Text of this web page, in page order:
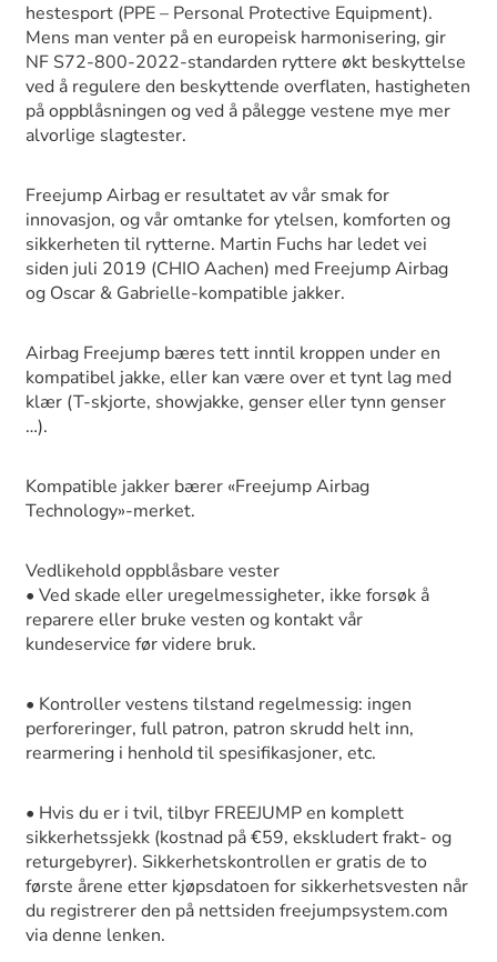
hestesport (PPE – Personal Protective Equipment).
Mens man venter på en europeisk harmonisering, gir
NF S72-800-2022-standarden ryttere økt beskyttelse
ved å regulere den beskyttende overflaten, hastigheten
på oppblåsningen og ved å pålegge vestene mye mer
alvorlige slagtester.
Freejump Airbag er resultatet av vår smak for
innovasjon, og vår omtanke for ytelsen, komforten og
sikkerheten til rytterne. Martin Fuchs har ledet vei
siden juli 2019 (CHIO Aachen) med Freejump Airbag
og Oscar & Gabrielle-kompatible jakker.
Airbag Freejump bæres tett inntil kroppen under en
kompatibel jakke, eller kan være over et tynt lag med
klær (T-skjorte, showjakke, genser eller tynn genser
…).
Kompatible jakker bærer «Freejump Airbag
Technology»-merket.
Vedlikehold oppblåsbare vester
• Ved skade eller uregelmessigheter, ikke forsøk å
reparere eller bruke vesten og kontakt vår
kundeservice før videre bruk.
• Kontroller vestens tilstand regelmessig: ingen
perforeringer, full patron, patron skrudd helt inn,
rearmering i henhold til spesifikasjoner, etc.
• Hvis du er i tvil, tilbyr FREEJUMP en komplett
sikkerhetssjekk (kostnad på €59, ekskludert frakt- og
returgebyrer). Sikkerhetskontrollen er gratis de to
første årene etter kjøpsdatoen for sikkerhetsvesten når
du registrerer den på nettsiden freejumpsystem.com
via denne lenken.